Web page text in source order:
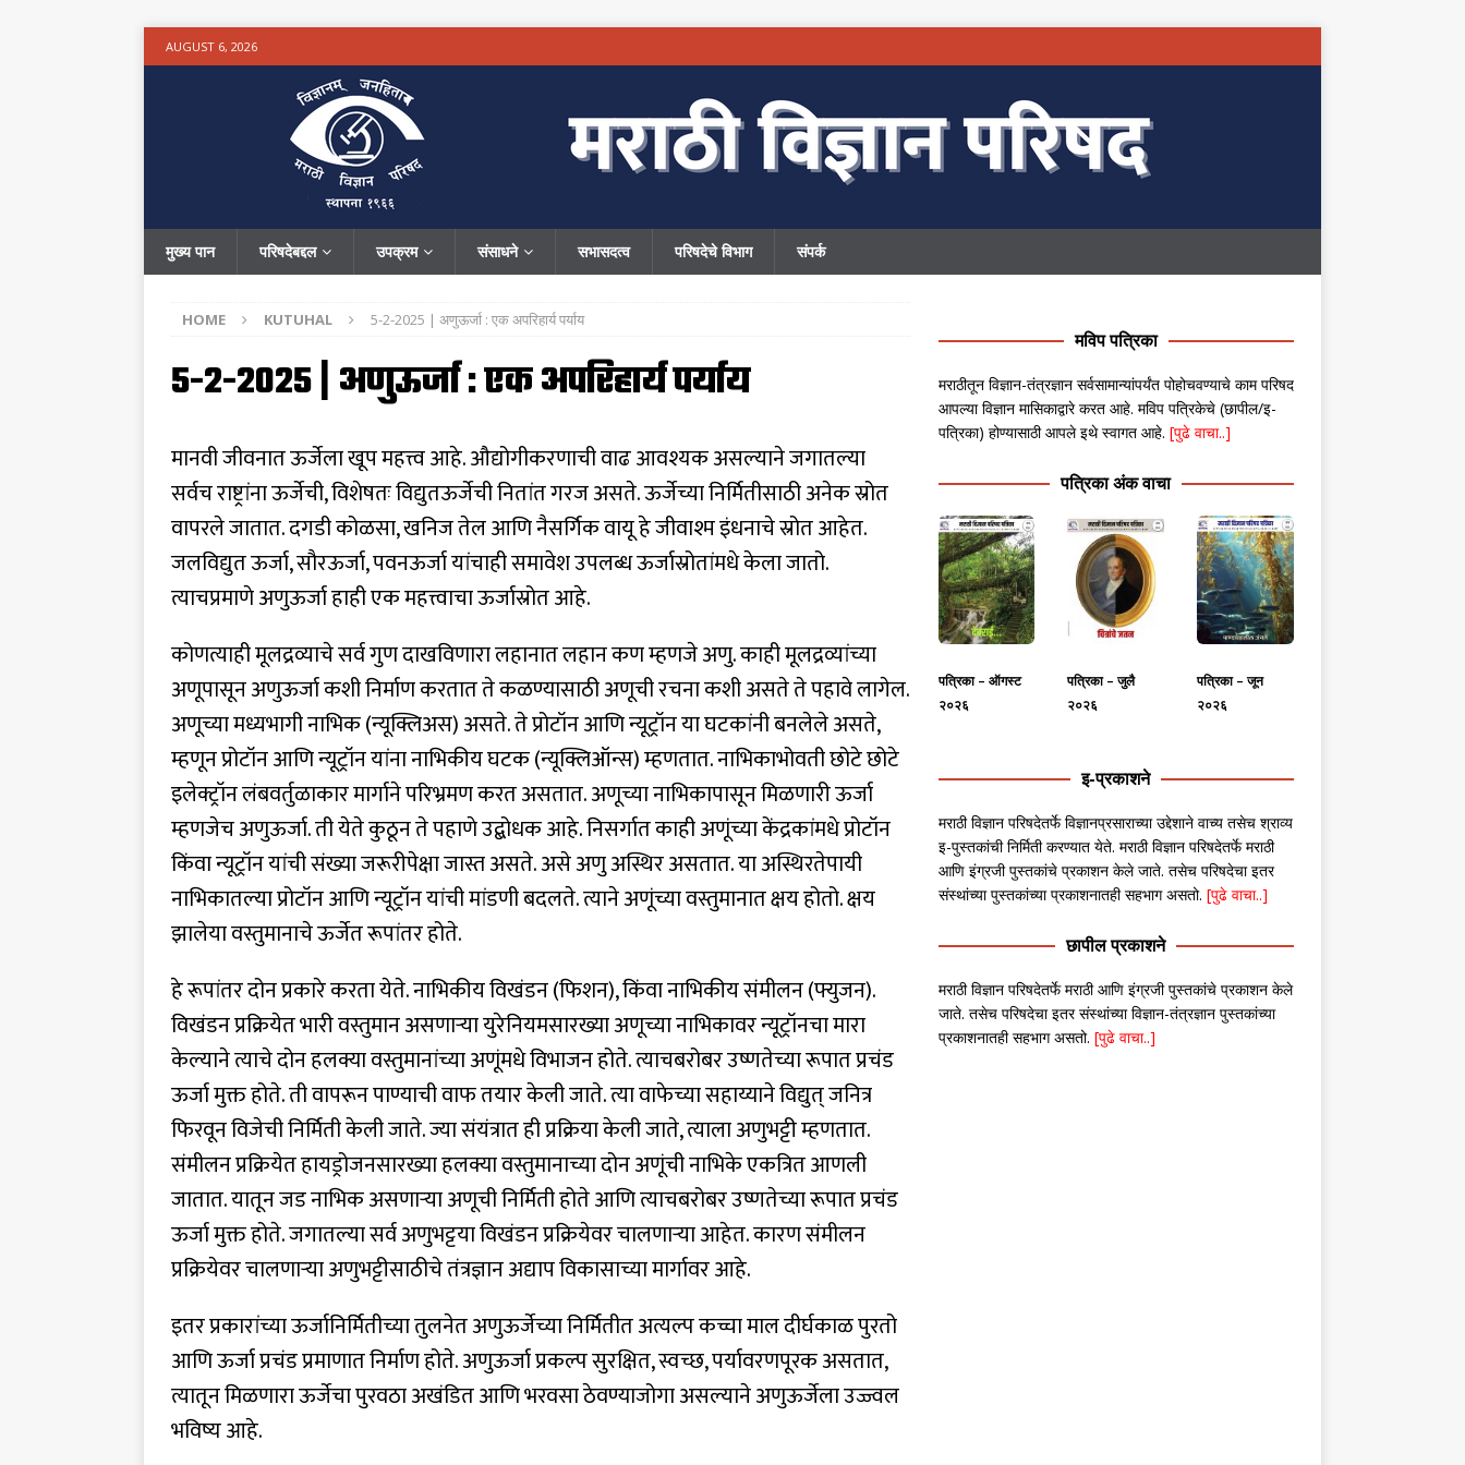
AUGUST 6, 2026
मुख्य पान परिषदेबद्दल उपक्रम संसाधने सभासदत्व परिषदेचे विभाग संपर्क
HOME KUTUHAL 5-2-2025 | अणुऊर्जा : एक अपरिहार्य पर्याय
5-2-2025 | अणुऊर्जा : एक अपरिहार्य पर्याय
मानवी जीवनात ऊर्जेला खूप महत्त्व आहे. औद्योगीकरणाची वाढ आवश्यक असल्याने जगातल्या
सर्वच राष्ट्रांना ऊर्जेची, विशेषतः विद्युतऊर्जेची नितांत गरज असते. ऊर्जेच्या निर्मितीसाठी अनेक स्रोत
वापरले जातात. दगडी कोळसा, खनिज तेल आणि नैसर्गिक वायू हे जीवाश्म इंधनाचे स्रोत आहेत.
जलविद्युत ऊर्जा, सौरऊर्जा, पवनऊर्जा यांचाही समावेश उपलब्ध ऊर्जास्रोतांमधे केला जातो.
त्याचप्रमाणे अणुऊर्जा हाही एक महत्त्वाचा ऊर्जास्रोत आहे.
कोणत्याही मूलद्रव्याचे सर्व गुण दाखविणारा लहानात लहान कण म्हणजे अणु. काही मूलद्रव्यांच्या
अणूपासून अणुऊर्जा कशी निर्माण करतात ते कळण्यासाठी अणूची रचना कशी असते ते पहावे लागेल.
अणूच्या मध्यभागी नाभिक (न्यूक्लिअस) असते. ते प्रोटॉन आणि न्यूट्रॉन या घटकांनी बनलेले असते,
म्हणून प्रोटॉन आणि न्यूट्रॉन यांना नाभिकीय घटक (न्यूक्लिऑन्स) म्हणतात. नाभिकाभोवती छोटे छोटे
इलेक्ट्रॉन लंबवर्तुळाकार मार्गाने परिभ्रमण करत असतात. अणूच्या नाभिकापासून मिळणारी ऊर्जा
म्हणजेच अणुऊर्जा. ती येते कुठून ते पहाणे उद्बोधक आहे. निसर्गात काही अणूंच्या केंद्रकांमधे प्रोटॉन
किंवा न्यूट्रॉन यांची संख्या जरूरीपेक्षा जास्त असते. असे अणु अस्थिर असतात. या अस्थिरतेपायी
नाभिकातल्या प्रोटॉन आणि न्यूट्रॉन यांची मांडणी बदलते. त्याने अणूंच्या वस्तुमानात क्षय होतो. क्षय
झालेया वस्तुमानाचे ऊर्जेत रूपांतर होते.
हे रूपांतर दोन प्रकारे करता येते. नाभिकीय विखंडन (फिशन), किंवा नाभिकीय संमीलन (फ्युजन).
विखंडन प्रक्रियेत भारी वस्तुमान असणार्‍या युरेनियमसारख्या अणूच्या नाभिकावर न्यूट्रॉनचा मारा
केल्याने त्याचे दोन हलक्या वस्तुमानांच्या अणूंमधे विभाजन होते. त्याचबरोबर उष्णतेच्या रूपात प्रचंड
ऊर्जा मुक्त होते. ती वापरून पाण्याची वाफ तयार केली जाते. त्या वाफेच्या सहाय्याने विद्युत् जनित्र
फिरवून विजेची निर्मिती केली जाते. ज्या संयंत्रात ही प्रक्रिया केली जाते, त्याला अणुभट्टी म्हणतात.
संमीलन प्रक्रियेत हायड्रोजनसारख्या हलक्या वस्तुमानाच्या दोन अणूंची नाभिके एकत्रित आणली
जातात. यातून जड नाभिक असणार्‍या अणूची निर्मिती होते आणि त्याचबरोबर उष्णतेच्या रूपात प्रचंड
ऊर्जा मुक्त होते. जगातल्या सर्व अणुभट्टया विखंडन प्रक्रियेवर चालणार्‍या आहेत. कारण संमीलन
प्रक्रियेवर चालणार्‍या अणुभट्टीसाठीचे तंत्रज्ञान अद्याप विकासाच्या मार्गावर आहे.
इतर प्रकारांच्या ऊर्जानिर्मितीच्या तुलनेत अणुऊर्जेच्या निर्मितीत अत्यल्प कच्चा माल दीर्घकाळ पुरतो
आणि ऊर्जा प्रचंड प्रमाणात निर्माण होते. अणुऊर्जा प्रकल्प सुरक्षित, स्वच्छ, पर्यावरणपूरक असतात,
त्यातून मिळणारा ऊर्जेचा पुरवठा अखंडित आणि भरवसा ठेवण्याजोगा असल्याने अणुऊर्जेला उज्ज्वल
भविष्य आहे.
मविप पत्रिका
मराठीतून विज्ञान-तंत्रज्ञान सर्वसामान्यांपर्यंत पोहोचवण्याचे काम परिषद
आपल्या विज्ञान मासिकाद्वारे करत आहे. मविप पत्रिकेचे (छापील/इ-
पत्रिका) होण्यासाठी आपले इथे स्वागत आहे. [पुढे वाचा..]
पत्रिका अंक वाचा
पत्रिका – ऑगस्ट
२०२६
पत्रिका – जुलै
२०२६
पत्रिका – जून
२०२६
इ-प्रकाशने
मराठी विज्ञान परिषदेतर्फे विज्ञानप्रसाराच्या उद्देशाने वाच्य तसेच श्राव्य
इ-पुस्तकांची निर्मिती करण्यात येते. मराठी विज्ञान परिषदेतर्फे मराठी
आणि इंग्रजी पुस्तकांचे प्रकाशन केले जाते. तसेच परिषदेचा इतर
संस्थांच्या पुस्तकांच्या प्रकाशनातही सहभाग असतो. [पुढे वाचा..]
छापील प्रकाशने
मराठी विज्ञान परिषदेतर्फे मराठी आणि इंग्रजी पुस्तकांचे प्रकाशन केले
जाते. तसेच परिषदेचा इतर संस्थांच्या विज्ञान-तंत्रज्ञान पुस्तकांच्या
प्रकाशनातही सहभाग असतो. [पुढे वाचा..]